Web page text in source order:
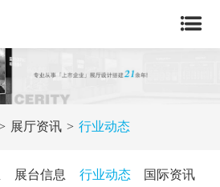
展厅资讯 行业动态
展台信息 行业动态 国际资讯